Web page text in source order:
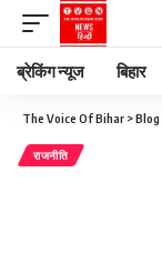
ब्रेकिंग न्यूज बिहार
The Voice Of Bihar >Blog
राजनीति